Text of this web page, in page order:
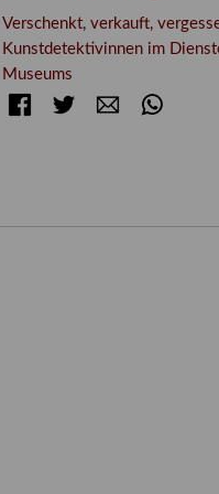
Verschenkt, verkauft,
Kunstdetektivinnen im
Museums
FacebookTwitter E-mail